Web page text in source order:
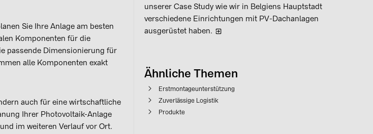
Sie Ihre Anlage am besten
Komponenten für die
passende Dimensionierung für
alle Komponenten exakt
auch für eine wirtschaftliche
Ihrer Photovoltaik-Anlage
im weiteren Verlauf vor Ort.
unserer Case Study wie wir in Belgiens Hauptstadt
verschiedene Einrichtungen mit PV-Dachanlagen
ausgerüstet haben.
Ähnliche Themen
Erstmontageunterstützung
Zuverlässige Logistik
Produkte